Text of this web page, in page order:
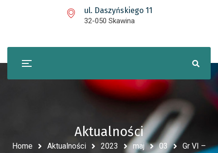
ul. Daszyńskiego 11
32-050 Skawina
Aktualności
Home Aktualności 2023 maj 03
Gr VI –